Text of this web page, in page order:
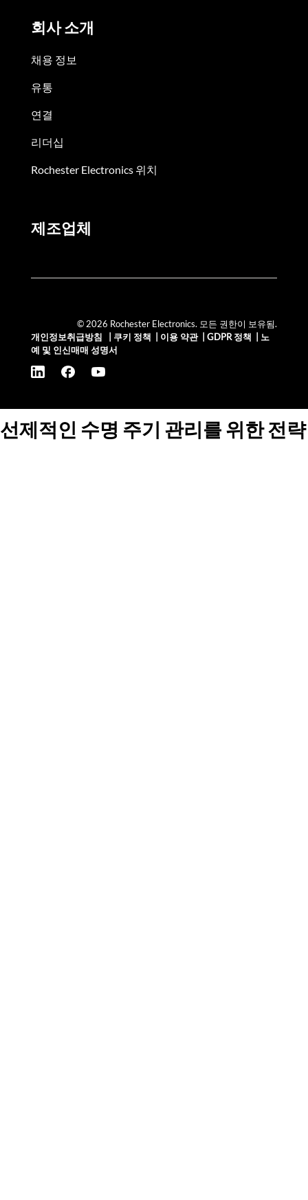
회사 소개
채용 정보
유통
연결
리더십
Rochester Electronics 위치
제조업체
© 2026 Rochester Electronics. 모든 권한이 보유됨.
개인정보취급방침
쿠키 정책 이용 약관| GDPR 정책
노
예 및 인신매매 성명서
선제적인 수명 주기 관리를 위한 전략